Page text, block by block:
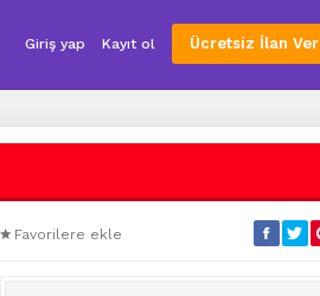
Giriş yap Kayıt ol Ücretsiz İlan Ver
Favorilere ekle